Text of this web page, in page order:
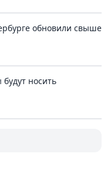
обновили свыше
носить